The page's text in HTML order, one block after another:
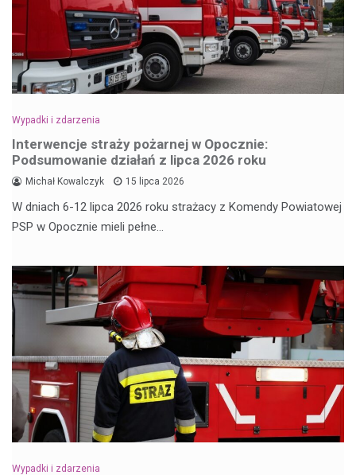
Wypadki i zdarzenia
Interwencje straży pożarnej w Opocznie:
Podsumowanie działań z lipca 2026 roku
Michał Kowalczyk 15 lipca 2026
W dniach 6-12 lipca 2026 roku strażacy z Komendy Powiatowej
PSP w Opocznie mieli pełne…
Wypadki i zdarzenia